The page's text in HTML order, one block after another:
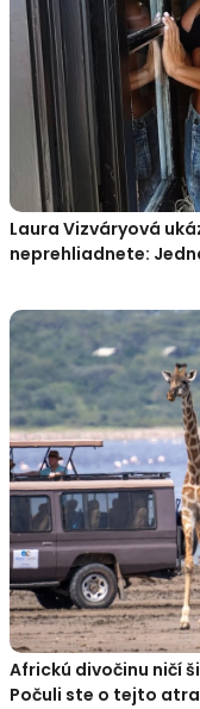
Laura Vizváryová
neprehliadnete:
Africkú divočinu ničí
Počuli ste o tejto